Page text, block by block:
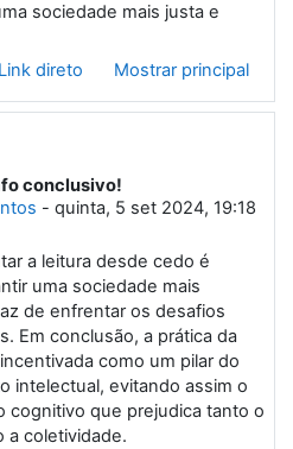
sociedade mais justa e
Link direto
Mostrar principal
conclusivo!
- quinta, 5 set 2024, 19:18
a leitura desde cedo é
uma sociedade mais
de enfrentar os desafios
Em conclusão, a prática da
como um pilar do
intelectual, evitando assim o
cognitivo que prejudica tanto o
a coletividade.